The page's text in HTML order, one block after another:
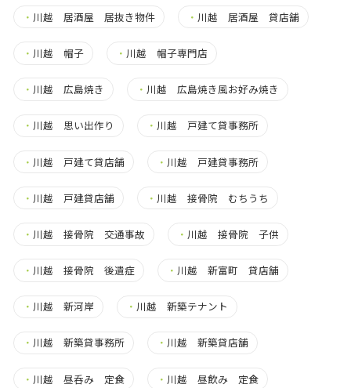
・ 川越 居酒屋 居抜き物件 ・ 川越 居酒屋 貸店舗
・ 川越 帽子 ・ 川越 帽子専門店
・ 川越 広島焼き ・ 川越 広島焼き風お好み焼き
・ 川越 思い出作り ・ 川越 戸建て貸事務所
・ 川越 戸建て貸店舗 ・ 川越 戸建貸事務所
・ 川越 戸建貸店舗 ・ 川越 接骨院 むちうち
・ 川越 接骨院 交通事故 ・ 川越 接骨院 子供
・ 川越 接骨院 後遺症 ・ 川越 新富町 貸店舗
・ 川越 新河岸 ・ 川越 新築テナント
・ 川越 新築貸事務所 ・ 川越 新築貸店舗
・ 川越 昼呑み 定食 ・ 川越 昼飲み 定食